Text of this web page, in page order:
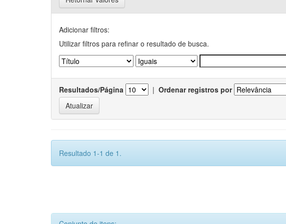
Adicionar filtros:
Utilizar filtros para refinar o resultado de busca.
Resultados/Página | Ordenar registros por
Resultado 1-1 de 1.